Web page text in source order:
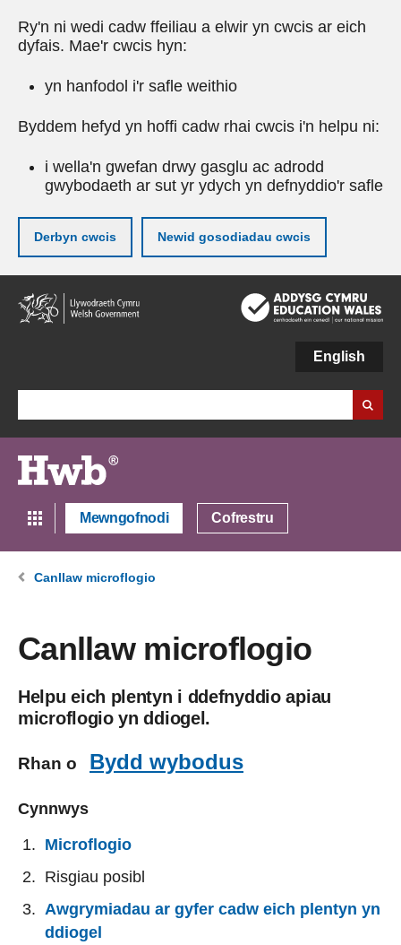
Ry'n ni wedi cadw ffeiliau a elwir yn cwcis ar eich
dyfais. Mae'r cwcis hyn:
yn hanfodol i'r safle weithio
Byddem hefyd yn hoffi cadw rhai cwcis i'n helpu ni:
i wella'n gwefan drwy gasglu ac adrodd
gwybodaeth ar sut yr ydych yn defnyddio'r safle
Derbyn cwcis Newid gosodiadau cwcis
Neidio
i'r
prif
English
Mewngofnodi Cofrestru
Canllaw microflogio
Canllaw microflogio
Helpu eich plentyn i ddefnyddio apiau
microflogio yn ddiogel.
Rhan o Bydd wybodus
Cynnwys
Microflogio
Risgiau posibl
Awgrymiadau ar gyfer cadw eich plentyn yn
ddiogel